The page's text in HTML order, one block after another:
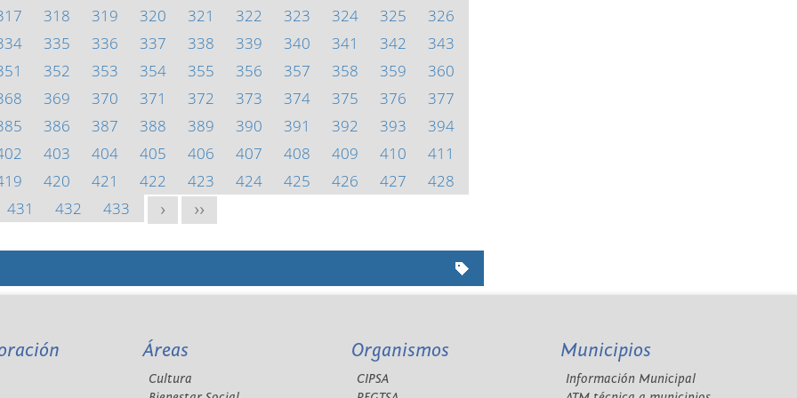
318 319 320 321 322 323 324 325
326
335 336 337 338 339 340 341 342
343
352 353 354 355 356 357 358 359
360
369 370 371 372 373 374 375 376
377
386 387 388 389 390 391 392 393
394
403 404 405 406 407 408 409 410
411
420 421 422 423 424 425 426 427
428
431
432 433 > >>
Áreas
Cultura
Organismos
CIPSA
Municipios
Información Municipal